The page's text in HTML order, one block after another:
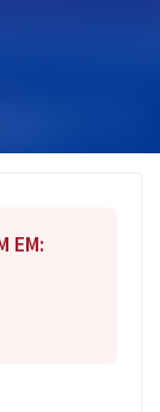
EM: